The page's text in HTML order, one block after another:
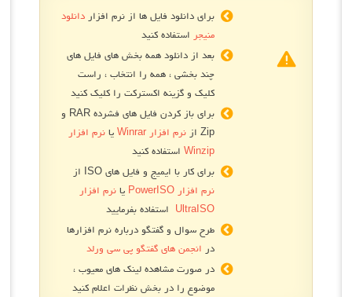
برای دانلود فایل ها از نرم افزار دانلود
منیجر استفاده کنید
بعد از دانلود همه بخش های فایل های
چند بخشی ، همه را انتخاب ، راست
کلیک و گزینه اکسترکت را کلیک کنید
برای باز کردن فایل های فشرده RAR و
Zip از
نرم افزار Winrar یا نرم افزار
Winzipاستفاده کنید
برای کار با ایمیج و فایل های ISO از
نرم افزار PowerISO
یا نرم افزار
UltraISO استفاده بفرمایید
طرح سوال و گفتگو درباره نرم افزارها
در انجمن های گفتگو پی سی ورلد
در صورت مشاهده لینک های معیوب ،
موضوع را در بخش نظرات اعلام کنید